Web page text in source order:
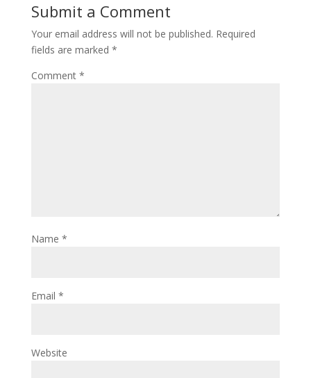
o
k
d
o
lr
e
Submit a Comment
Your email address will not be published. Required
fields are marked *
Comment *
Name *
Email *
Website